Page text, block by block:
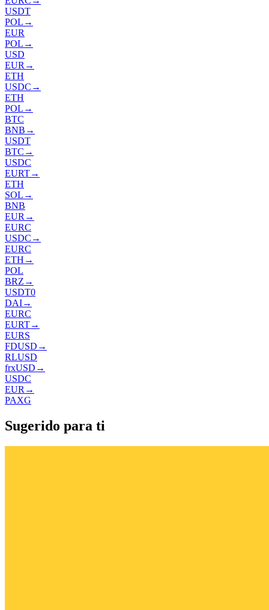
USDT
POL →
EUR
POL →
USD
EUR →
ETH
USDC →
ETH
POL →
BTC
BNB →
USDT
BTC →
USDC
EURT→
ETH
SOL →
BNB
EUR →
EURC
USDC →
EURC
ETH →
POL
BRZ →
USDT0
DAI→
EURC
EURT→
EURS
FDUSD →
RLUSD
frxUSD →
USDC
EUR →
PAXG
Sugerido para ti